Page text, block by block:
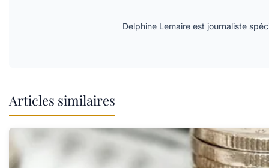
Delphine Lemaire est journaliste
Articles similaires